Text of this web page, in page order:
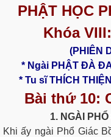
PHẬT HỌC
Khóa VIII:
(PHIÊN
* Ngài PHẬT ĐÀ
* Tu sĩ THÍCH
Bài thứ 10:
1. NGÀI
Khi ấy ngài Phổ Giác